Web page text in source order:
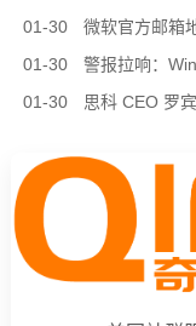
01-30
微软官方邮箱
01-30
警报拉响：
01-30